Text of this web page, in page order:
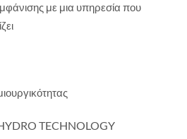
με μια υπηρεσία που
TECHNOLOGY